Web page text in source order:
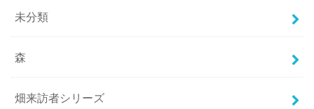
未分類
森
畑来訪者シリーズ